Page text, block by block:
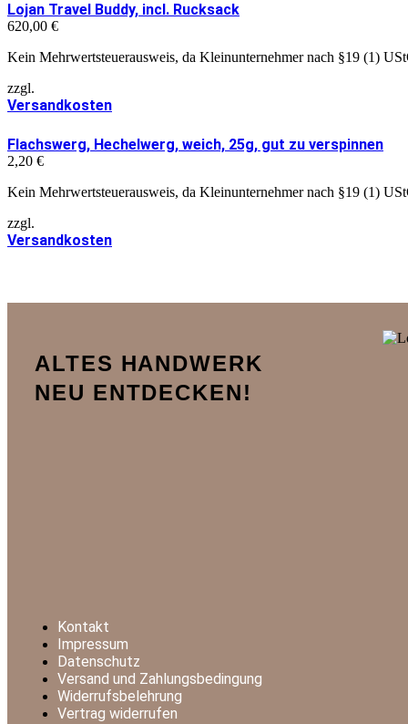
Lojan Travel Buddy, incl. Rucksack
620,00 €
Kein Mehrwertsteuerausweis, da Kleinunternehmer nach §19 (1)
zzgl.
Versandkosten
Flachswerg, Hechelwerg, weich, 25g, gut zu verspinnen
2,20 €
Kein Mehrwertsteuerausweis, da Kleinunternehmer nach §19 (1)
zzgl.
Versandkosten
ALTES HANDWERK
NEU ENTDECKEN!
Kontakt
Impressum
Datenschutz
Versand und Zahlungsbedingung
Widerrufsbelehrung
Vertrag widerrufen